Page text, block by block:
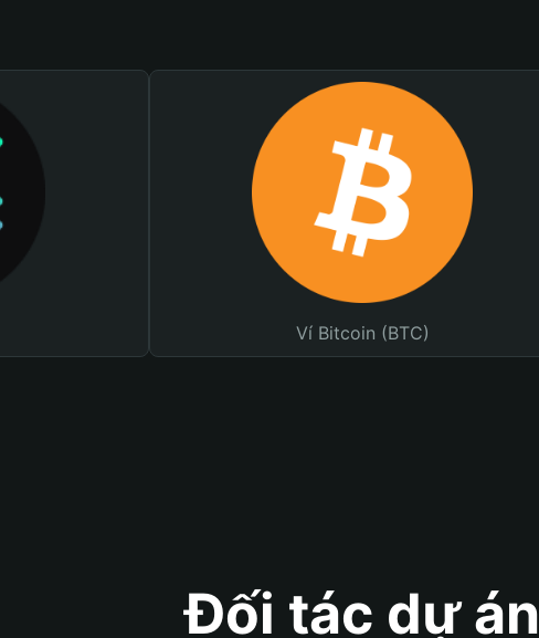
Ví Bitcoin (BTC)
Đối tác dự án